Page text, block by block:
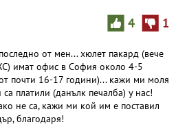
4 1
от мен... хюлет пакард (вече
имат офис в София около 4-5
почти 16-17 години)... кажи ми моля
платили (данълк печалба) у нас!
не са, кажи ми кой им е поставил
благодаря!